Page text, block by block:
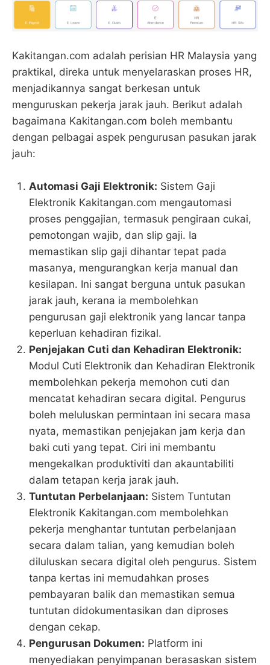
Kakitangan.com adalah perisian HR Malaysia yang
praktikal, direka untuk menyelaraskan proses HR,
menjadikannya sangat berkesan untuk
menguruskan pekerja jarak jauh. Berikut adalah
bagaimana Kakitangan.com boleh membantu
dengan pelbagai aspek pengurusan pasukan jarak
jauh:
Automasi Gaji Elektronik: Sistem Gaji
Elektronik Kakitangan.com mengautomasi
proses penggajian, termasuk pengiraan cukai,
pemotongan wajib, dan slip gaji. Ia
memastikan slip gaji dihantar tepat pada
masanya, mengurangkan kerja manual dan
kesilapan. Ini sangat berguna untuk pasukan
jarak jauh, kerana ia membolehkan
pengurusan gaji elektronik yang lancar tanpa
keperluan kehadiran fizikal​.
Penjejakan Cuti dan Kehadiran Elektronik:
Modul Cuti Elektronik dan Kehadiran Elektronik
membolehkan pekerja memohon cuti dan
mencatat kehadiran secara digital. Pengurus
boleh meluluskan permintaan ini secara masa
nyata, memastikan penjejakan jam kerja dan
baki cuti yang tepat. Ciri ini membantu
mengekalkan produktiviti dan akauntabiliti
dalam tetapan kerja jarak jauh​​.
Tuntutan Perbelanjaan: Sistem Tuntutan
Elektronik Kakitangan.com membolehkan
pekerja menghantar tuntutan perbelanjaan
secara dalam talian, yang kemudian boleh
diluluskan secara digital oleh pengurus. Sistem
tanpa kertas ini memudahkan proses
pembayaran balik dan memastikan semua
tuntutan didokumentasikan dan diproses
dengan cekap​.
Pengurusan Dokumen: Platform ini
menyediakan penyimpanan berasaskan sistem